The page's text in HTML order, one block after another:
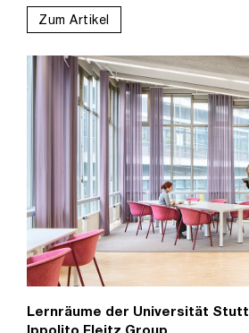
Zum Artikel
Lernräume der Universität